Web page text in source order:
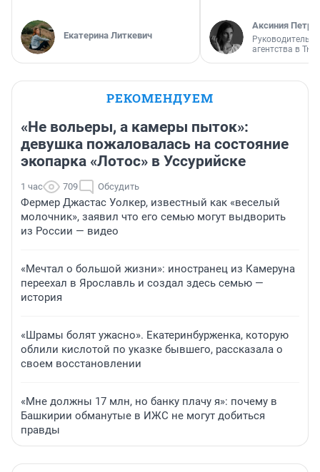
Екатерина Литкевич
Аксиния
Руководитель
агентства в
РЕКОМЕНДУЕМ
«Не вольеры, а камеры пыток»:
девушка пожаловалась на состояние
экопарка «Лотос» в Уссурийске
1 час 709 Обсудить
Фермер Джастас Уолкер, известный как «веселый
молочник», заявил что его семью могут выдворить
из России — видео
«Мечтал о большой жизни»: иностранец из Камеруна
переехал в Ярославль и создал здесь семью —
история
«Шрамы болят ужасно». Екатеринбурженка, которую
облили кислотой по указке бывшего, рассказала о
своем восстановлении
«Мне должны 17 млн, но банку плачу я»: почему в
Башкирии обманутые в ИЖС не могут добиться
правды